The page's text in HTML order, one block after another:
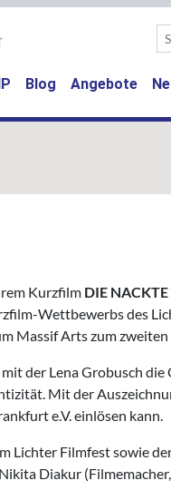
Blog Angebote
Kurzfilm DIE
Wettbewerbs des
Massif Arts zum zweiten
der Lena Grobusch
Mit der
e.V. einlösen kann.
Lichter Filmfest sowie
Diakur